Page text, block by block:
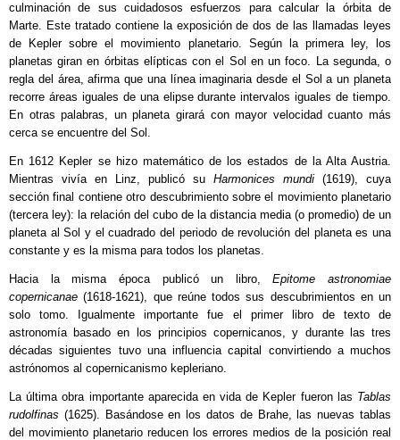
culminación de sus cuidadosos esfuerzos para calcular la órbita de
Marte. Este tratado contiene la exposición de dos de las llamadas leyes
de Kepler sobre el movimiento planetario. Según la primera ley, los
planetas giran en órbitas elípticas con el Sol en un foco. La segunda, o
regla del área, afirma que una línea imaginaria desde el Sol a un planeta
recorre áreas iguales de una elipse durante intervalos iguales de tiempo.
En otras palabras, un planeta girará con mayor velocidad cuanto más
cerca se encuentre del Sol.
En 1612 Kepler se hizo matemático de los estados de la Alta Austria.
Mientras vivía en Linz, publicó su Harmonices mundi (1619), cuya
sección final contiene otro descubrimiento sobre el movimiento planetario
(tercera ley): la relación del cubo de la distancia media (o promedio) de un
planeta al Sol y el cuadrado del periodo de revolución del planeta es una
constante y es la misma para todos los planetas.
Hacia la misma época publicó un libro,Epitome astronomiae
copernicanae (1618-1621), que reúne todos sus descubrimientos en un
solo tomo. Igualmente importante fue el primer libro de texto de
astronomía basado en los principios copernicanos, y durante las tres
décadas siguientes tuvo una influencia capital convirtiendo a muchos
astrónomos al copernicanismo kepleriano.
La última obra importante aparecida en vida de Kepler fueron las Tablas
rudolfinas (1625). Basándose en los datos de Brahe, las nuevas tablas
del movimiento planetario reducen los errores medios de la posición real